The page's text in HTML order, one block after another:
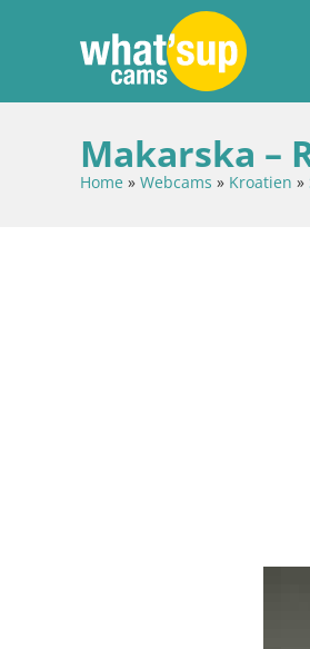
Makarska –
Home » Webcams » Kroatien »